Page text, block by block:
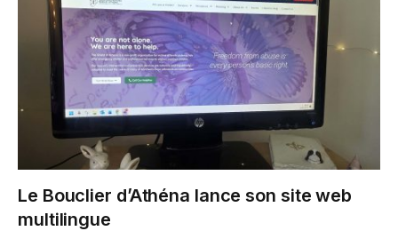
Le Bouclier d’Athéna lance son site web
multilingue